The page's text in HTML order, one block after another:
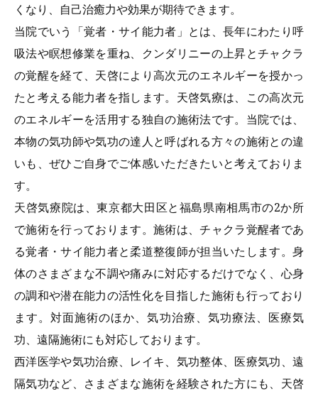
くなり、自己治癒力や効果が期待できます。
当院でいう「覚者・サイ能力者」とは、長年にわたり呼
吸法や瞑想修業を重ね、クンダリニーの上昇とチャクラ
の覚醒を経て、天啓により高次元のエネルギーを授かっ
たと考える能力者を指します。天啓気療は、この高次元
のエネルギーを活用する独自の施術法です。当院では、
本物の気功師や気功の達人と呼ばれる方々の施術との違
いも、ぜひご自身でご体感いただきたいと考えておりま
す。
天啓気療院は、東京都大田区と福島県南相馬市の2か所
で施術を行っております。施術は、チャクラ覚醒者であ
る覚者・サイ能力者と柔道整復師が担当いたします。身
体のさまざまな不調や痛みに対応するだけでなく、心身
の調和や潜在能力の活性化を目指した施術も行っており
ます。対面施術のほか、気功治療、気功療法、医療気
功、遠隔施術にも対応しております。
西洋医学や気功治療、レイキ、気功整体、医療気功、遠
隔気功など、さまざまな施術を経験された方にも、天啓